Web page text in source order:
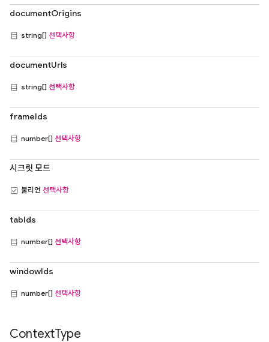
documentOrigins
string[] 선택사항
documentUrls
string[] 선택사항
frameIds
number[] 선택사항
시크릿 모드
불리언 선택사항
tabIds
number[] 선택사항
windowIds
number[] 선택사항
ContextType